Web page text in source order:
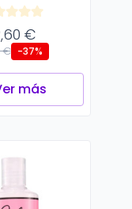
€
€ -37%
más